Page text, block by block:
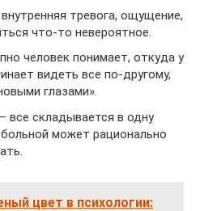
тревога, ощущение,
что-то невероятное.
человек понимает, откуда у
видеть все по-другому,
глазами».
все складывается в одну
может рационально
цвет в психологии: